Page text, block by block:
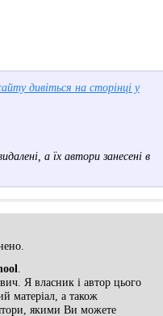
дивіться на сторінці у
а їх автори занесені в
Я власник і автор цього
матеріал, а також
якими Ви можете